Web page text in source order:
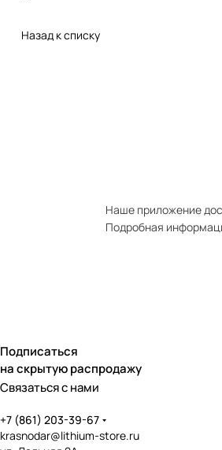
Назад к списку
Наше приложение
Подробная
Подписаться
на скрытую распродажу
Связаться с нами
+7 (861) 203-39-67
krasnodar@lithium-store.ru